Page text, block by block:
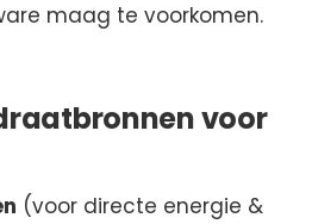
maag te voorkomen.
voor
(voor directe energie &